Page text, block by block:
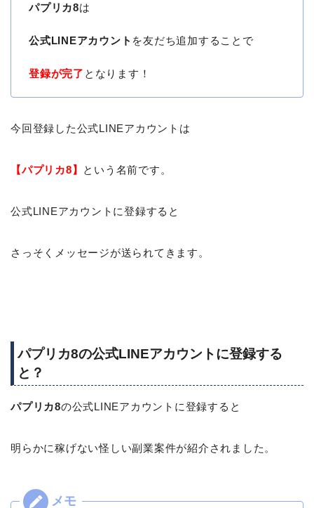
パプリカ8は
公式LINEアカウント を友だち追加することで
登録が完了 となります！
今回登録した公式LINEアカウントは
【パプリカ8】 という名前です。
公式LINEアカウントに登録すると
さっそくメッセージが送られてきます。
パプリカ8の公式LINEアカウントに登録する
と？
パプリカ8の公式LINEアカウントに登録すると
明らかに稼げない怪しい副業案件が紹介されました。